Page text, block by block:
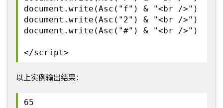
document.write(Asc("f") & "<br />")
document.write(Asc("2") & "<br />")
document.write(Asc("#") & "<br />")
</script>
以上实例输出结果：
65